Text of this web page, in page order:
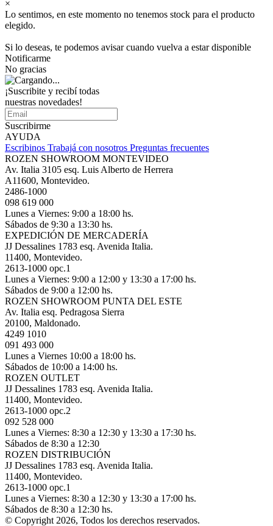
×
Lo sentimos, en este momento no tenemos stock para el producto
elegido.
Si lo deseas, te podemos avisar cuando vuelva a estar disponible
Notificarme
No gracias
¡Suscribite y recibí todas
nuestras novedades!
Suscribirme
AYUDA
Escribinos Trabajá con nosotros Preguntas frecuentes
ROZEN SHOWROOM MONTEVIDEO
Av. Italia 3105 esq. Luis Alberto de Herrera
A11600, Montevideo.
2486-1000
098 619 000
Lunes a Viernes: 9:00 a 18:00 hs.
Sábados de 9:30 a 13:30 hs.
EXPEDICIÓN DE MERCADERÍA
JJ Dessalines 1783 esq. Avenida Italia.
11400, Montevideo.
2613-1000 opc.1
Lunes a Viernes: 9:00 a 12:00 y 13:30 a 17:00 hs.
Sábados de 9:00 a 12:00 hs.
ROZEN SHOWROOM PUNTA DEL ESTE
Av. Italia esq. Pedragosa Sierra
20100, Maldonado.
4249 1010
091 493 000
Lunes a Viernes 10:00 a 18:00 hs.
Sábados de 10:00 a 14:00 hs.
ROZEN OUTLET
JJ Dessalines 1783 esq. Avenida Italia.
11400, Montevideo.
2613-1000 opc.2
092 528 000
Lunes a Viernes: 8:30 a 12:30 y 13:30 a 17:30 hs.
Sábados de 8:30 a 12:30
ROZEN DISTRIBUCIÓN
JJ Dessalines 1783 esq. Avenida Italia.
11400, Montevideo.
2613-1000 opc.1
Lunes a Viernes: 8:30 a 12:30 y 13:30 a 17:00 hs.
Sábados de 8:30 a 12:30 hs.
© Copyright 2026, Todos los derechos reservados.